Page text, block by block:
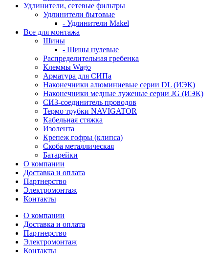
Удлинители, сетевые фильтры
Удлинители бытовые
- Удлинители Makel
Все для монтажа
Шины
- Шины нулевые
Распределительная гребенка
Клеммы Wago
Арматура для СИПа
Наконечники алюминиевые серии DL (ИЭК)
Наконечники медные луженые серии JG (ИЭК)
СИЗ-соединитель проводов
Термо трубки NAVIGATOR
Кабельная стяжка
Изолента
Крепеж гофры (клипса)
Скоба металлическая
Батарейки
О компании
Доставка и оплата
Партнерство
Электромонтаж
Контакты
О компании
Доставка и оплата
Партнерство
Электромонтаж
Контакты